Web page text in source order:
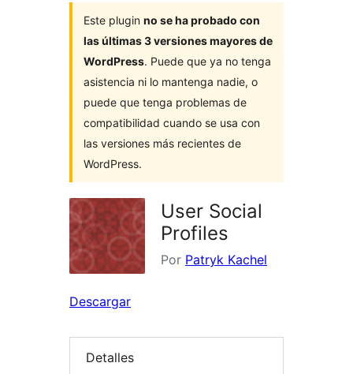
Este plugin no se ha probado con
las últimas 3 versiones mayores de
WordPress. Puede que ya no tenga
asistencia ni lo mantenga nadie, o
puede que tenga problemas de
compatibilidad cuando se usa con
las versiones más recientes de
WordPress.
User Social
Profiles
Por Patryk Kachel
Descargar
Detalles